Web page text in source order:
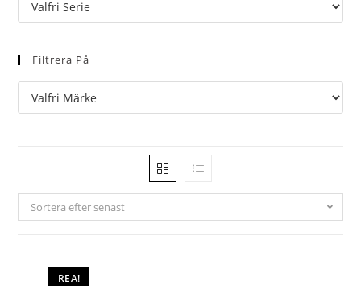
Filtrera På
Sortera efter senast
REA!